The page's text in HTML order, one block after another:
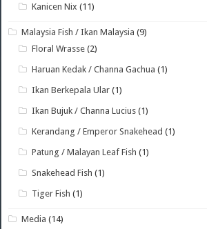
Kanicen Nix (11)
Malaysia Fish / Ikan Malaysia (9)
Floral Wrasse (2)
Haruan Kedak / Channa Gachua (1)
Ikan Berkepala Ular (1)
Ikan Bujuk / Channa Lucius (1)
Kerandang / Emperor Snakehead (1)
Patung / Malayan Leaf Fish (1)
Snakehead Fish (1)
Tiger Fish (1)
Media (14)